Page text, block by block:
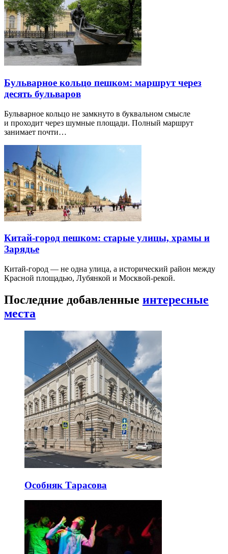
Бульварное кольцо пешком: маршрут через
десять бульваров
Бульварное кольцо не замкнуто в буквальном смысле
и проходит через шумные площади. Полный маршрут
занимает почти…
Китай-город пешком: старые улицы, храмы и
Зарядье
Китай-город — не одна улица, а исторический район между
Красной площадью, Лубянкой и Москвой-рекой.
Последние добавленные интересные
места
Особняк Тарасова